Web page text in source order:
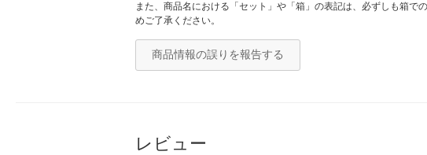
また、商品名における「セット」や「箱」の表記は、必ずしも箱
めご了承ください。
商品情報の誤りを報告する
レビュー